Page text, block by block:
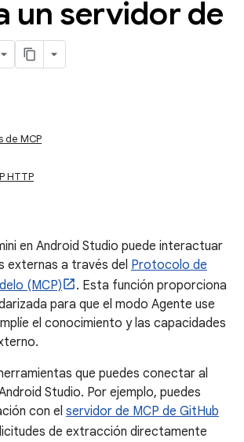
un servidor de
de MCP
HTTP
en Android Studio puede interactuar
externas a través del Protocolo de
(MCP)
. Esta función proporciona
para que el modo Agente use
el conocimiento y las capacidades
que puedes conectar al
Studio. Por ejemplo, puedes
con el servidor de MCP de GitHub
de extracción directamente